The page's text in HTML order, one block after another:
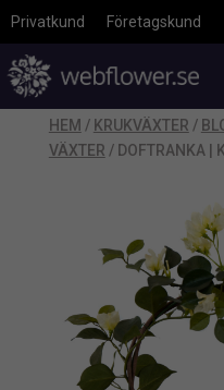
Privatkund Företagskund
HEM / KRUKVÄXTER /
VÄXTER / DOFTRANKA |